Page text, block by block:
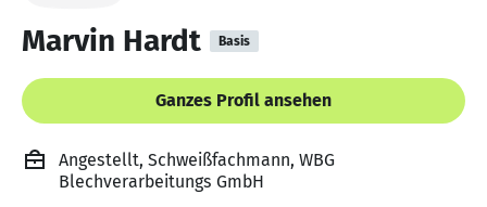
Marvin Hardt Basis
Ganzes Profil ansehen
Angestellt, Schweißfachmann, WBG
Blechverarbeitungs GmbH